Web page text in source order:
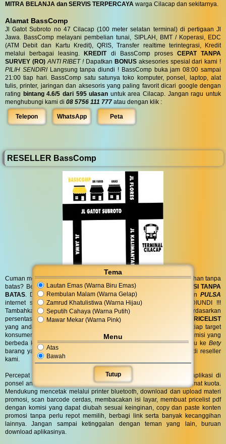
Tema
Lautan Emas (Warna Biru Emas)
Rembulan Malam (Warna Gelap)
Zamrud Khatulistiwa (Warna Hijau)
Seputih Cahaya (Warna Putih)
Mawar Mekar (Warna Pink)
Menu
Atas
Bawah
Tutup
MITRA BELANJA dan SERVIS TERPERCAYA warga Cilacap dan sekitarnya.
Alamat BassComp
Jl Gatot Subroto no 47 Cilacap (100 meter selatan terminal) di pertigaan Jl
Jawa. BassComp melayani pembelian tunai, SIPLAH, BMT / Koperasi, EDC
(ATM Debit dan Kartu Kredit), QRIS, Transfer realtime terintegrasi, Kredit
melalui berbagai leasing.
KREDITdi BassComp proses CEPAT TANPA
SURVEY (RO) ANTI RIBET !Dapatkan BONUSaksesories spesial dari kami !
PILIH SENDIRILangsung tanpa diundi ! BassComp buka jam 08:00 sampai
21:00 tiap hari. BassComp satu satunya toko komputer, ponsel, laptop, alat
tulis, printer, jaringan dan aksesoris yang paling favorit dicari google dengan
rating bintang 4.6/5 dari 595 ulasan untuk area Cilacap. Jangan ragu untuk
menghubungi kami di 08 5756 111 777 atau dengan klik :
Telepon WhatsApp Peta
RESELLER BassComp
Cuman modal posting di media sosial bisa dapat penghasilan tambahan tanpa
batas? Bergabung menjadi RESELLERkami serta dapatkan
KOMISI TANPA
BATAS. DapatkanBINGKISAN PARCELdi hari spesial anda danPULSA
internet sertaPONSEL 8GBuntuk anda ! GRATIS !! TANPA DIUNDI !!!
Tambahkan komisi sebanyak yang anda inginkan atau berdasarkan
persentase lalu biarkan sistem kami yang bekerja untuk anda.
PRICELIST
yang anda bagikan bisa
pilih kata dan warna untuk setiap target
konsumen anda. Bahkan barang yang sama dapat dijual dengan komisi yang
berbeda ke orang yang berbeda, misal keAgneskomisi 200rb lalu ke Bety
barang yang sama komisi 300rb. Tertarik? Yuk buruan gabung jadi reseller
kami.
Percepat akses ke marketplace BassComp dengan menginstall aplikasi di
ponsel android atau notebook windows. Ukuran file sangat kecil hemat kuota.
Mendukung mencetak melalui printer bluetooth, download dan upload materi
promosi, scan barcode cerdas, membacakan isi layar, membuat pricelist pdf
dengan komisi yang dapat diubah sesuai keinginan, copy dan paste konten
promosi tanpa perlu repot memilih, berbagi link serta banyak kecanggihan
lainnya. Jangan sampai ketinggalan dengan teman yang lain, buruan
download aplikasinya.